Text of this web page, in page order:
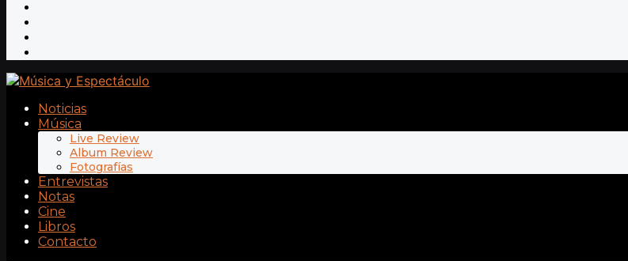
Noticias
Música
Live Review
Album Review
Fotografías
Entrevistas
Notas
Cine
Libros
Contacto